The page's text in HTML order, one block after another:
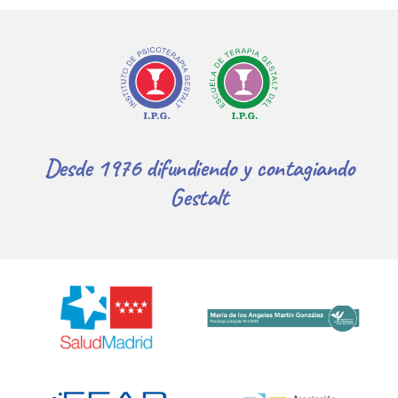
Desde 1976 difundiendo y contagiando
Gestalt